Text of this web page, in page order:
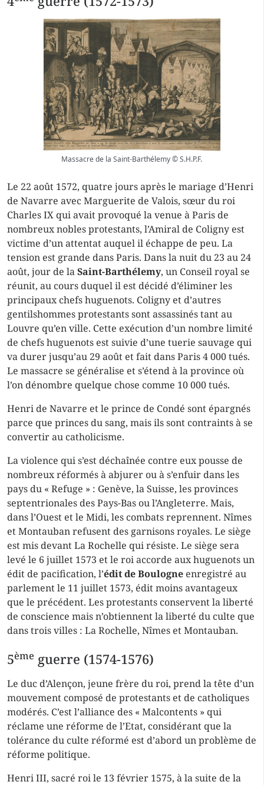
Massacre de la Saint-Barthélemy © S.H.P.F.
Le 22 août 1572, quatre jours après le mariage d’Henri
de Navarre avec Marguerite de Valois, sœur du roi
Charles IX qui avait provoqué la venue à Paris de
nombreux nobles protestants, l’Amiral de Coligny est
victime d’un attentat auquel il échappe de peu. La
tension est grande dans Paris. Dans la nuit du 23 au 24
août, jour de laSaint-Barthélemy, un Conseil royal se
réunit, au cours duquel il est décidé d’éliminer les
principaux chefs huguenots. Coligny et d’autres
gentilshommes protestants sont assassinés tant au
Louvre qu’en ville. Cette exécution d’un nombre limité
de chefs huguenots est suivie d’une tuerie sauvage qui
va durer jusqu’au 29 août et fait dans Paris 4 000 tués.
Le massacre se généralise et s’étend à la province où
l’on dénombre quelque chose comme 10 000 tués.
Henri de Navarre et le prince de Condé sont épargnés
parce que princes du sang, mais ils sont contraints à se
convertir au catholicisme.
La violence qui s’est déchaînée contre eux pousse de
nombreux réformés à abjurer ou à s’enfuir dans les
pays du « Refuge » : Genève, la Suisse, les provinces
septentrionales des Pays-Bas ou l’Angleterre. Mais,
dans l’Ouest et le Midi, les combats reprennent. Nîmes
et Montauban refusent des garnisons royales. Le siège
est mis devant La Rochelle qui résiste. Le siège sera
levé le 6 juillet 1573 et le roi accorde aux huguenots un
édit de pacification, l’édit de Boulogne enregistré au
parlement le 11 juillet 1573, édit moins avantageux
que le précédent. Les protestants conservent la liberté
de conscience mais n’obtiennent la liberté du culte que
dans trois villes : La Rochelle, Nîmes et Montauban.
5ème guerre (1574-1576)
Le duc d’Alençon, jeune frère du roi, prend la tête d’un
mouvement composé de protestants et de catholiques
modérés. C’est l’alliance des « Malcontents » qui
réclame une réforme de l’Etat, considérant que la
tolérance du culte réformé est d’abord un problème de
réforme politique.
Henri III, sacré roi le 13 février 1575, à la suite de la